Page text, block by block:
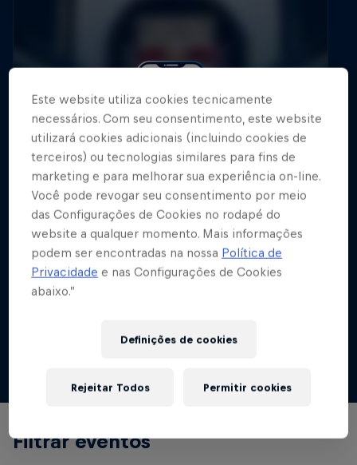
uma disputa que foi até o último segundo.
Filtrar eventos
Este website utiliza cookies tecnicamente
necessários. Com seu consentimento, este website
utilizará cookies adicionais (incluindo cookies de
terceiros) ou tecnologias similares para fins de
marketing e para melhorar sua experiência on-line.
Você pode revogar seu consentimento por meio
das Configurações de Cookies no rodapé do
website a qualquer momento. Mais informações
podem ser encontradas na nossa Política de
Privacidade e nas Configurações de Cookies
abaixo.”
Definições de cookies
Rejeitar Todos Permitir cookies